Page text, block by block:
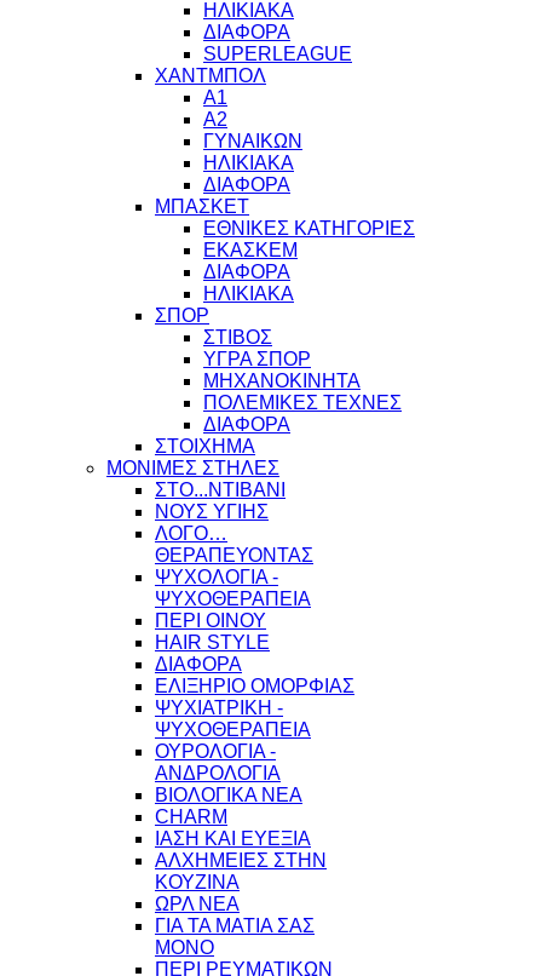
ΗΛΙΚΙΑΚΑ
ΔΙΑΦΟΡΑ
SUPERLEAGUE
ΧΑΝΤΜΠΟΛ
Α1
Α2
ΓΥΝΑΙΚΩΝ
ΗΛΙΚΙΑΚΑ
ΔΙΑΦΟΡΑ
ΜΠΑΣΚΕΤ
ΕΘΝΙΚΕΣ ΚΑΤΗΓΟΡΙΕΣ
ΕΚΑΣΚΕΜ
ΔΙΑΦΟΡΑ
ΗΛΙΚΙΑΚΑ
ΣΠΟΡ
ΣΤΙΒΟΣ
ΥΓΡΑ ΣΠΟΡ
ΜΗΧΑΝΟΚΙΝΗΤΑ
ΠΟΛΕΜΙΚΕΣ ΤΕΧΝΕΣ
ΔΙΑΦΟΡΑ
ΣΤΟΙΧΗΜΑ
ΜΟΝΙΜΕΣ ΣΤΗΛΕΣ
ΣΤΟ...ΝΤΙΒΑΝΙ
ΝΟΥΣ ΥΓΙΗΣ
ΛΟΓΟ…
ΘΕΡΑΠΕΥΟΝΤΑΣ
ΨΥΧΟΛΟΓΙΑ -
ΨΥΧΟΘΕΡΑΠΕΙΑ
ΠΕΡΙ ΟΙΝΟΥ
HAIR STYLE
ΔΙΑΦΟΡΑ
ΕΛΙΞΗΡΙΟ ΟΜΟΡΦΙΑΣ
ΨΥΧΙΑΤΡΙΚΗ -
ΨΥΧΟΘΕΡΑΠΕΙΑ
ΟΥΡΟΛΟΓΙΑ -
ΑΝΔΡΟΛΟΓΙΑ
ΒΙΟΛΟΓΙΚΑ ΝΕΑ
CHARM
ΙΑΣΗ ΚΑΙ ΕΥΕΞΙΑ
ΑΛΧΗΜΕΙΕΣ ΣΤΗΝ
ΚΟΥΖΙΝΑ
ΩΡΛ ΝEA
ΓΙΑ ΤΑ ΜΑΤΙΑ ΣΑΣ
ΜΟΝΟ
ΠΕΡΙ ΡΕΥΜΑΤΙΚΩΝ